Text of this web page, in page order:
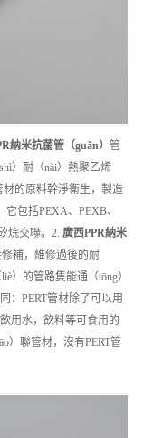
納米抗菌管（guǎn） 管
）耐（nài）熱聚乙烯
材的原料幹淨衛生，製造
包括PEXA、PEXB、
烷交聯。2. 廣西PPR納米
補，維修過後的耐
）的管路隻能通（tōng）
：PERT管材除了可以用
用水，飲料等可食用的
）聯管材，沒有PERT管